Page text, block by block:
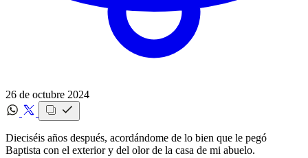
26 de octubre 2024
Dieciséis años después, acordándome de lo bien que le pegó
Baptista con el exterior y del olor de la casa de mi abuelo.